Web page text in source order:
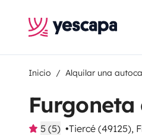
Inicio Alquilar una
5 (5) Tiercé (49125),